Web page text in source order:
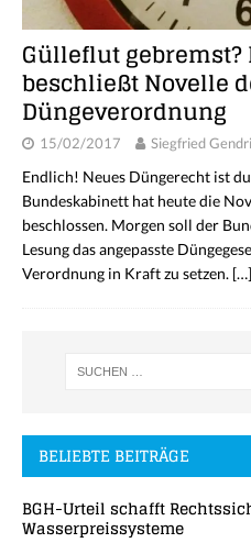
Gülleflut
beschließt Novelle
Düngeverordnung
15/02/2017 Siegfried
Endlich! Neues Düngerecht ist
Bundeskabinett hat heute die
beschlossen. Morgen soll der
Lesung das angepasste
Verordnung in Kraft zu setzen. […]
BELIEBTE BEITRÄGE
BGH-Urteil schafft
Wasserpreissysteme